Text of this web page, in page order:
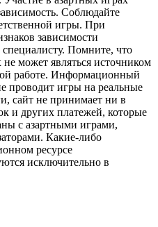
Соблюдайте
игры. При
зависимости
Помните, что
не может являться источником
работе. Информационный
проводит игры на реальные
сайт не принимает ни в
и других платежей, которые
с азартными играми,
Какие-либо
ресурсе
исключительно в